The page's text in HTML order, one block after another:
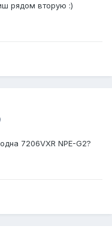
рядом вторую :)
7206VXR NPE-G2?